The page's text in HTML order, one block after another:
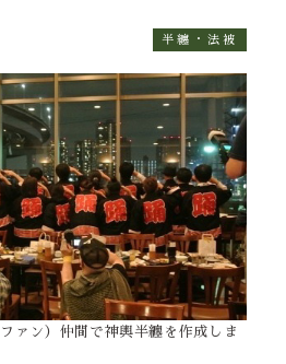
半纏・法被
ァン）仲間で神輿半纏を作成しま